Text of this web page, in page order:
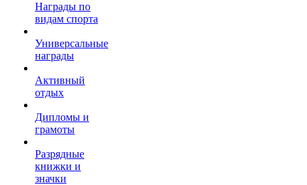
Награды по
видам спорта
Универсальные
награды
Активный
отдых
Дипломы и
грамоты
Разрядные
книжки и
значки